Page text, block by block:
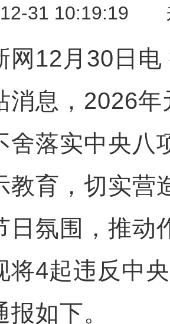
31 10:19:19
12月30日电
消息，2026
舍落实中央八
教育，切实营
日氛围，推动
将4起违反中
如下。